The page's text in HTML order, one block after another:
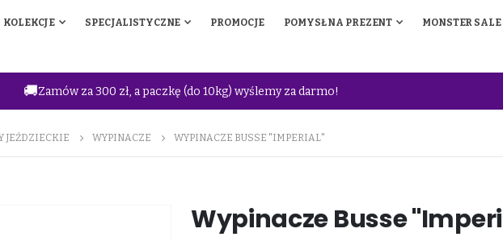
KOLEKCJE SPECJALISTYCZNE PROMOCJE POMYSŁ NA PREZENT MONSTER SALE
🚚Zamów za 300 zł, a paczkę (do 10kg) wyślemy za darmo!
JEŹDZIECKIE WYPINACZE WYPINACZE BUSSE "IMPERIAL"
Wypinacze Busse